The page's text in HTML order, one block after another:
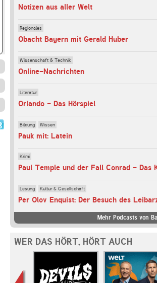
Notizen aus aller Welt
Regionales
Obacht Bayern mit Gerald Huber
Wissenschaft & Technik
Online-Nachrichten
Literatur
Orlando - Das Hörspiel
Bildung Wissen
Pauk mit: Latein
Krimi
Paul Temple und der Fall Conrad - Das
Lesung Kultur & Gesellschaft
Per Olov Enquist: Der Besuch des
Mehr Podcasts von
WER DAS HÖRT, HÖRT AUCH